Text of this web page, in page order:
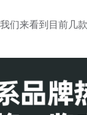
们来看到目前几